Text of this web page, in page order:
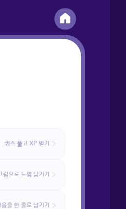
퀴즈 풀고 XP 받기
림으로 느낌 남기기
음을 한 줄로 남기기